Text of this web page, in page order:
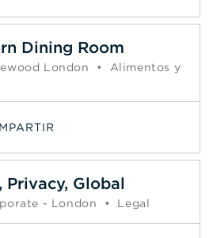
Dining Room
London •
Alimentos y
Privacy, Global
- London • Legal